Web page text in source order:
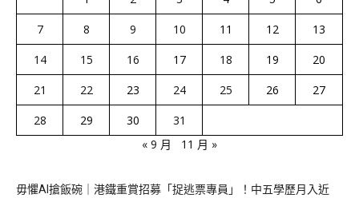
7
8 9 10 11 12
13
14
15 16 17 18 19
20
21
22 23 24 25 26
27
28
29 30
31
« 9 月
11 月 »
毋懼AI搶飯碗｜港鐵重賞招募「捉逃票專員」！中五學歷月入近